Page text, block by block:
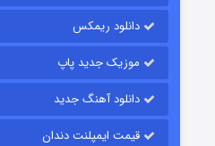
قسمت۱۵ (دوبله)
دانلود ریمکس
موزیک جدید پاپ
دانلود آهنگ جدید
قیمت ایمپلنت دندان